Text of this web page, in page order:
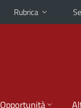
Rubrica
Opportunità